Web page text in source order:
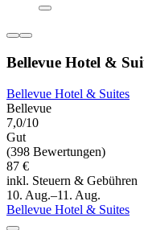
Bellevue Hotel &
Bellevue Hotel & Suites
Bellevue
7,0/10
Gut
(398 Bewertungen)
87 €
inkl. Steuern & Gebühren
10. Aug.–11. Aug.
Bellevue Hotel & Suites